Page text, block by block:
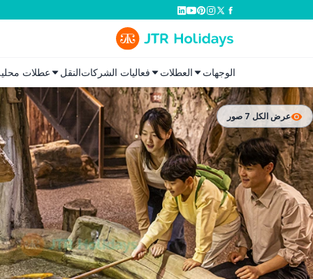
الوجهات العطلات فعاليات الشركاتالنقل عطلات
عرض الكل 7 صور